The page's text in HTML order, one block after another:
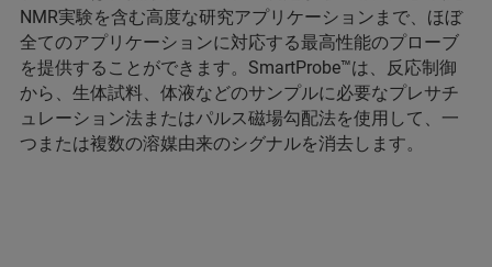
NMR実験を含む高度な研究アプリケーションまで、ほぼ
全てのアプリケーションに対応する最高性能のプローブ
を提供することができます。SmartProbe™は、反応制御
から、生体試料、体液などのサンプルに必要なプレサチ
ュレーション法またはパルス磁場勾配法を使用して、一
つまたは複数の溶媒由来のシグナルを消去します。